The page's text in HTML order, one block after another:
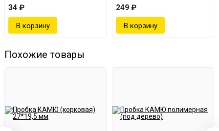
34 ₽
249 ₽
Похожие товары